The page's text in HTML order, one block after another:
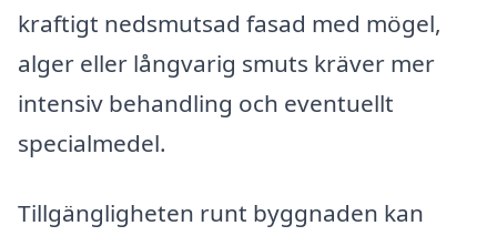
kraftigt nedsmutsad fasad med mögel,
alger eller långvarig smuts kräver mer
intensiv behandling och eventuellt
specialmedel.
Tillgängligheten runt byggnaden kan